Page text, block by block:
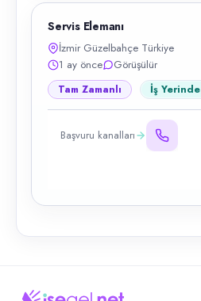
Servis Elemanı
İzmir Güzelbahçe Türkiye
1 ay önce
Görüşülür
Tam Zamanlı İş Yerinde
Başvuru kanalları